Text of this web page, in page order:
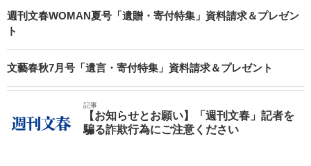
週刊文春WOMAN夏号「遺贈・寄付特集」資料請求＆プレゼン
ト
文藝春秋7月号「遺言・寄付特集」資料請求＆プレゼント
記事
【お知らせとお願い】「週刊文春」記者を
騙る詐欺行為にご注意ください